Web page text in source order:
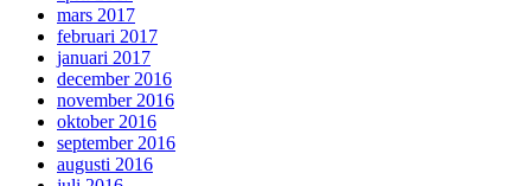
mars 2017
februari 2017
januari 2017
december 2016
november 2016
oktober 2016
september 2016
augusti 2016